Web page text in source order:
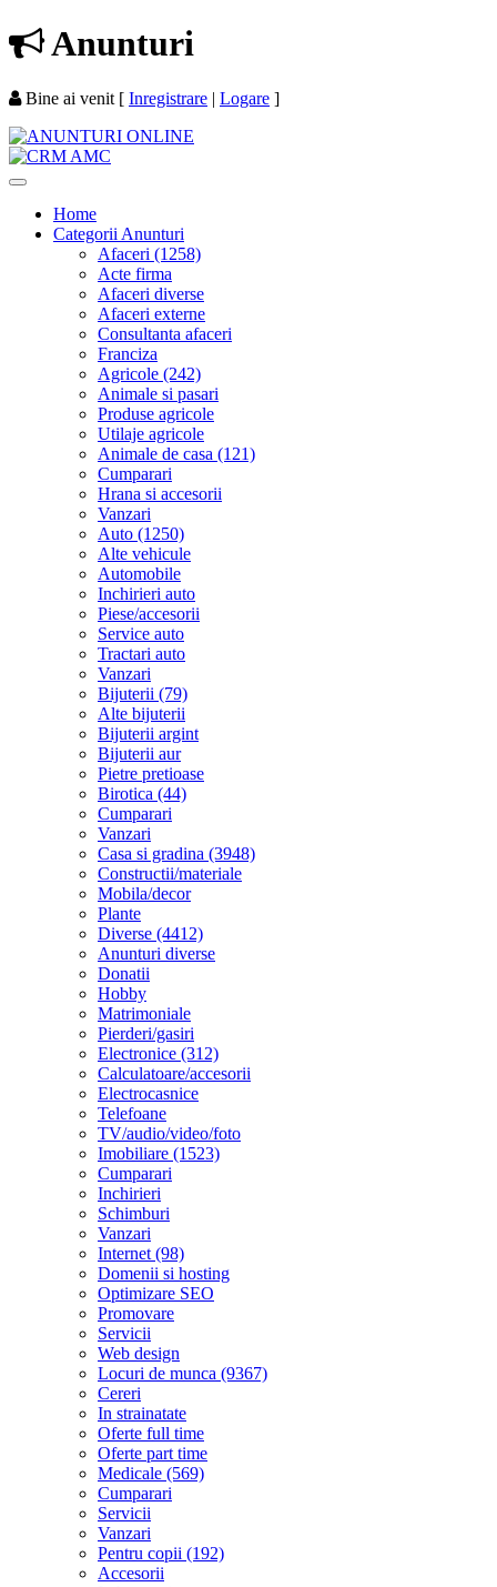
Anunturi
Bine ai venit [ Inregistrare | Logare ]
Home
Categorii Anunturi
Afaceri (1258)
Acte firma
Afaceri diverse
Afaceri externe
Consultanta afaceri
Franciza
Agricole (242)
Animale si pasari
Produse agricole
Utilaje agricole
Animale de casa (121)
Cumparari
Hrana si accesorii
Vanzari
Auto (1250)
Alte vehicule
Automobile
Inchirieri auto
Piese/accesorii
Service auto
Tractari auto
Vanzari
Bijuterii (79)
Alte bijuterii
Bijuterii argint
Bijuterii aur
Pietre pretioase
Birotica (44)
Cumparari
Vanzari
Casa si gradina (3948)
Constructii/materiale
Mobila/decor
Plante
Diverse (4412)
Anunturi diverse
Donatii
Hobby
Matrimoniale
Pierderi/gasiri
Electronice (312)
Calculatoare/accesorii
Electrocasnice
Telefoane
TV/audio/video/foto
Imobiliare (1523)
Cumparari
Inchirieri
Schimburi
Vanzari
Internet (98)
Domenii si hosting
Optimizare SEO
Promovare
Servicii
Web design
Locuri de munca (9367)
Cereri
In strainatate
Oferte full time
Oferte part time
Medicale (569)
Cumparari
Servicii
Vanzari
Pentru copii (192)
Accesorii